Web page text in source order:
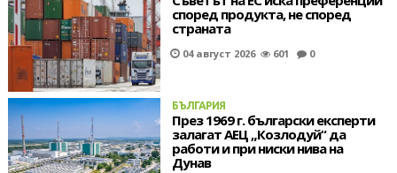
според продукта, не според
страната
04 август 2026 601 0
БЪЛГАРИЯ
През 1969 г. български експерти
залагат АЕЦ „Козлодуй“ да
работи и при ниски нива на
Дунав